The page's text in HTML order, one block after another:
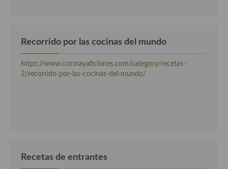
Recorrido por las cocinas del mundo
https://www.cocinayaficiones.com/category/recetas-
2/recorrido-por-las-cocinas-del-mundo/
Recetas de entrantes